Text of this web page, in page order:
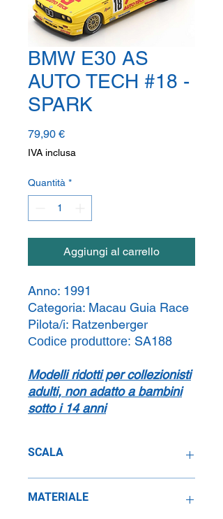
BMW E30 AS
AUTO TECH #18 -
SPARK
79,90 €Prezzo
IVA inclusa
Quantità *
Aggiungi al carrello
Anno: 1991
Categoria: Macau Guia Race
Pilota/i: Ratzenberger
Codice produttore: SA188
Modelli ridotti per collezionisti
adulti, non adatto a bambini
sotto i 14 anni
SCALA
MATERIALE